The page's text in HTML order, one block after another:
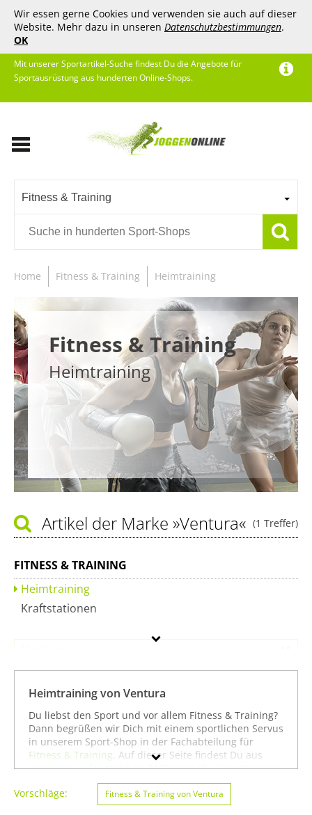
Wir essen gerne Cookies und verwenden sie auch auf dieser
Website. Mehr dazu in unseren Datenschutzbestimmungen.
OK
Mit unserer Sportartikel-Suche findest Du die Angebote für
Sportausrüstung aus hunderten Online-Shops.
Fitness & Training
Home Fitness & Training Heimtraining
Fitness & Training
Heimtraining
(1 Treffer)
Artikel der Marke »Ventura«
FITNESS & TRAINING
Heimtraining
Kraftstationen
Farbe
Heimtraining von Ventura
Du liebst den Sport und vor allem Fitness & Training?
Dann begrüßen wir Dich mit einem sportlichen Servus
in unserem Sport-Shop in der Fachabteilung für
Fitness & Training . Auf dieser Seite findest Du aus
unserem umfangreichen Sortiment alle Heimtraining
der Marke Ventura. Mit Hilfe der Filter am linken
Seitenrand kannst Du Dir auchHeimtraining
anderen Marken anzeigen lassen. Alternativ kannst
Vorschläge: Fitness & Training von Ventura